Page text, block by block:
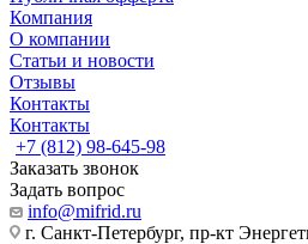
Компания
О компании
Статьи и новости
Отзывы
Контакты
Контакты
+7 (812) 98-645-98
Заказать звонок
Задать вопрос
info@mifrid.ru
г. Санкт-Петербург, пр-кт